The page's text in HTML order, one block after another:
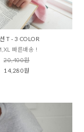
T - 3 COLOR
빠른배송 !
20,400원
14,280원